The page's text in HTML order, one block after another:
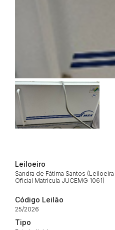
Leiloeiro
Sandra de Fátima Santos (Leiloeira
Oficial Matricula JUCEMG 1061)
Código Leilão
25/2026
Tipo